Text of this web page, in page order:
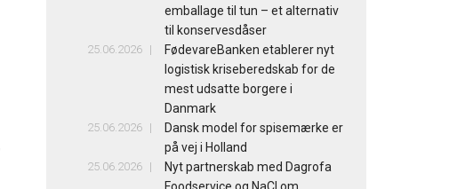
emballage til tun – et alternativ
til konservesdåser
25.06.2026
FødevareBanken etablerer nyt
logistisk kriseberedskab for de
mest udsatte borgere i
Danmark
25.06.2026
Dansk model for spisemærke er
på vej i Holland
25.06.2026
Nyt partnerskab med Dagrofa